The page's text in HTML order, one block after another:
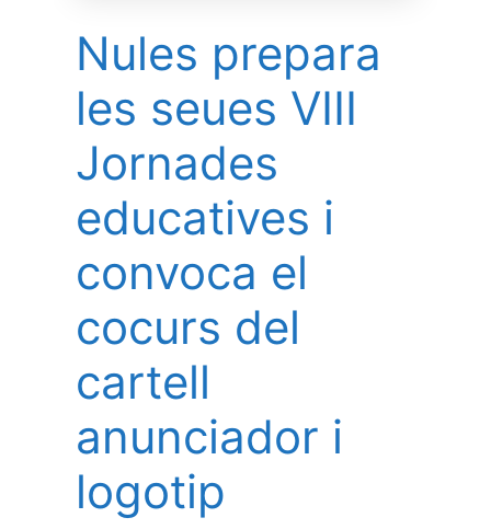
Nules prepara
les seues VIII
Jornades
educatives i
convoca el
cocurs del
cartell
anunciador i
logotip